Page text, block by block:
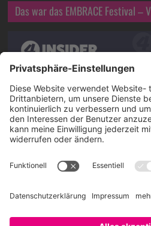
Das war das EMBRACE Festival –
Über SAATKORN